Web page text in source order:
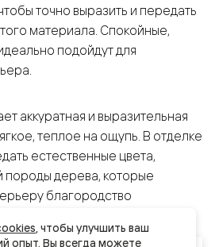
точно выразить и передать
материала. Спокойные,
подойдут для
аккуратная и выразительная
теплое на ощупь. В отделке
естественные цвета,
породы дерева, которые
благородство
, чтобы улучшить ваш
опыт. Вы всегда можете